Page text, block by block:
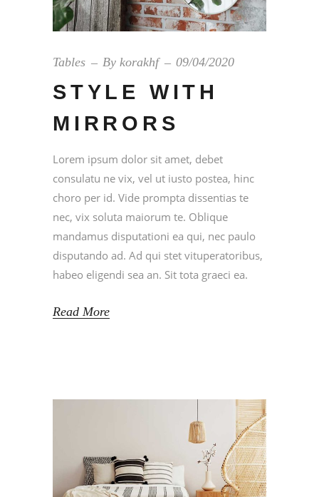
Tables By korakhf 09/04/2020
STYLE WITH
MIRRORS
Lorem ipsum dolor sit amet, debet
consulatu ne vix, vel ut iusto postea, hinc
choro per id. Vide prompta dissentias te
nec, vix soluta maiorum te. Oblique
mandamus disputationi ea qui, nec paulo
disputando ad. Ad qui stet vituperatoribus,
habeo eligendi sea an. Sit tota graeci ea.
Read More